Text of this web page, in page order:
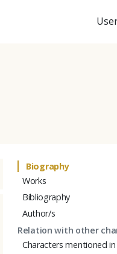
Biography
Works
Bibliography
Author/s
Relation with other
Characters mentioned